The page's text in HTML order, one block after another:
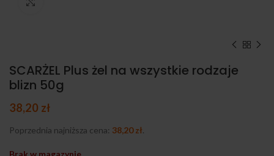
SCARŻEL Plus żel na wszystkie rodzaje
blizn 50g
38,20 zł
Poprzednia najniższa cena: 38,20zł.
Brak w magazynie